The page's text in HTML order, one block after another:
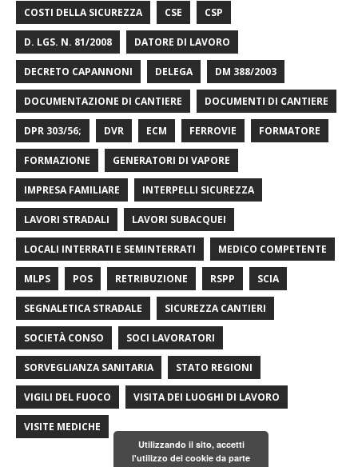
COSTI DELLA SICUREZZA CSE CSP
D. LGS. N. 81/2008 DATORE DI LAVORO
DECRETO CAPANNONI DELEGA DM 388/2003
DOCUMENTAZIONE DI CANTIERE DOCUMENTI DI CANTIERE
DPR 303/56; DVR ECM FERROVIE FORMATORE
FORMAZIONE GENERATORI DI VAPORE
IMPRESA FAMILIARE INTERPELLI SICUREZZA
LAVORI STRADALI LAVORI SUBACQUEI
LOCALI INTERRATI E SEMINTERRATI MEDICO COMPETENTE
MLPS POS RETRIBUZIONE RSPP SCIA
SEGNALETICA STRADALE SICUREZZA CANTIERI
SOCIETÀ CONSO SOCI LAVORATORI
SORVEGLIANZA SANITARIA STATO REGIONI
VIGILI DEL FUOCO VISITA DEI LUOGHI DI LAVORO
VISITE MEDICHE
Utilizzando il sito, accetti
l'utilizzo dei cookie da parte